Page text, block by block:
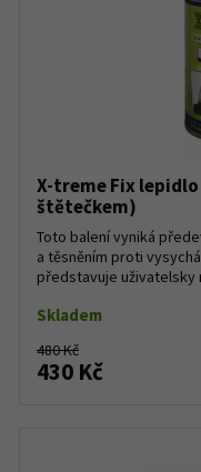
X-treme Fix
štětečkem)
Toto balení vyniká
a těsněním proti
představuje uživatelsky
Skladem
480 Kč
430 Kč